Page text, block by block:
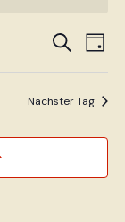
Suche
und
SucheTag
Nächster Tag